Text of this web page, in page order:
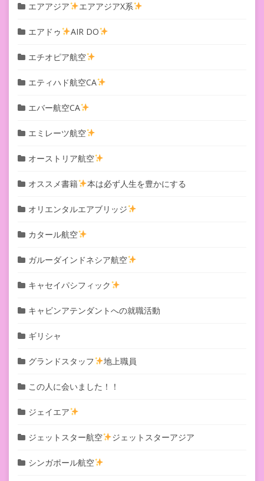
エアアジア エアアジアX系
エアドゥ AIR DO
エチオピア航空
エティハド航空CA
エバー航空CA
エミレーツ航空
オーストリア航空
オススメ書籍 本は必ず人生を豊かにする
オリエンタルエアブリッジ
カタール航空
ガルーダインドネシア航空
キャセイパシフィック
キャビンアテンダントへの就職活動
ギリシャ
グランドスタッフ 地上職員
この人に会いました！！
ジェイエア
ジェットスター航空 ジェットスターアジア
シンガポール航空